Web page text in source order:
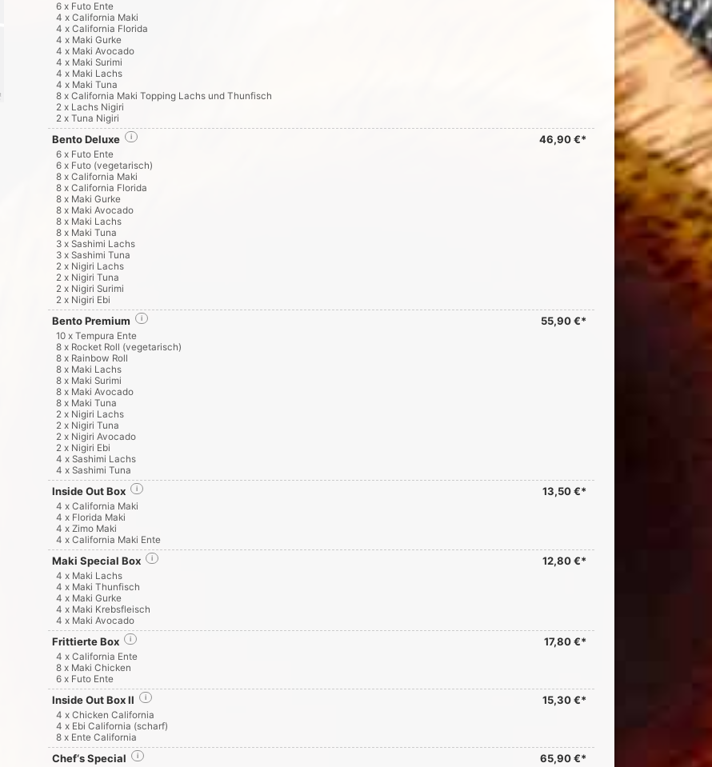
6 x Futo Ente
4 x California Maki
4 x California Florida
4 x Maki Gurke
4 x Maki Avocado
4 x Maki Surimi
4 x Maki Lachs
4 x Maki Tuna
8 x California Maki Topping Lachs und Thunfisch
2 x Lachs Nigiri
2 x Tuna Nigiri
Bento Deluxe 46,90 €*
i
6 x Futo Ente
6 x Futo (vegetarisch)
8 x California Maki
8 x California Florida
8 x Maki Gurke
8 x Maki Avocado
8 x Maki Lachs
8 x Maki Tuna
3 x Sashimi Lachs
3 x Sashimi Tuna
2 x Nigiri Lachs
2 x Nigiri Tuna
2 x Nigiri Surimi
2 x Nigiri Ebi
Bento Premium 55,90 €*
i
10 x Tempura Ente
8 x Rocket Roll (vegetarisch)
8 x Rainbow Roll
8 x Maki Lachs
8 x Maki Surimi
8 x Maki Avocado
8 x Maki Tuna
2 x Nigiri Lachs
2 x Nigiri Tuna
2 x Nigiri Avocado
2 x Nigiri Ebi
4 x Sashimi Lachs
4 x Sashimi Tuna
Inside Out Box 13,50 €*
i
4 x California Maki
4 x Florida Maki
4 x Zimo Maki
4 x California Maki Ente
Maki Special Box 12,80 €*
i
4 x Maki Lachs
4 x Maki Thunfisch
4 x Maki Gurke
4 x Maki Krebsfleisch
4 x Maki Avocado
Frittierte Box 17,80 €*
i
4 x California Ente
8 x Maki Chicken
6 x Futo Ente
Inside Out Box II 15,30 €*
i
4 x Chicken California
4 x Ebi California (scharf)
8 x Ente California
Chef‘s Special 65,90 €*
i